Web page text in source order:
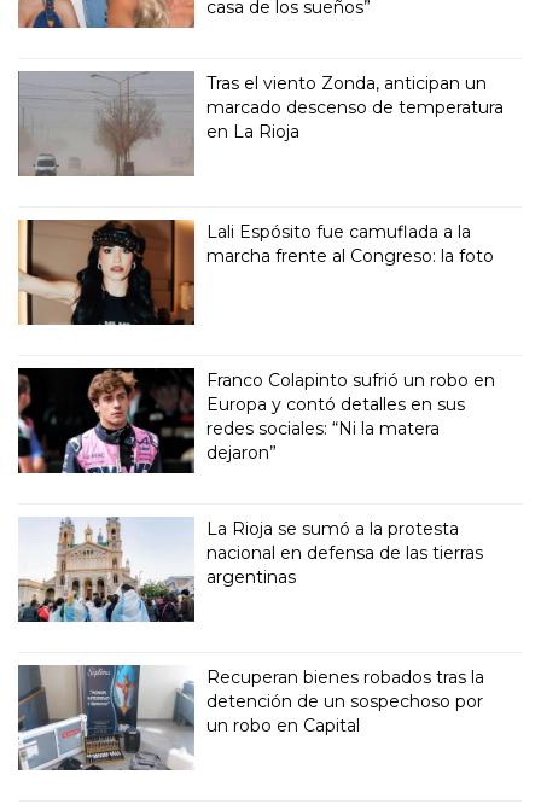
casa de los sueños”
Tras el viento Zonda, anticipan un
marcado descenso de temperatura
en La Rioja
Lali Espósito fue camuflada a la
marcha frente al Congreso: la foto
Franco Colapinto sufrió un robo en
Europa y contó detalles en sus
redes sociales: “Ni la matera
dejaron”
La Rioja se sumó a la protesta
nacional en defensa de las tierras
argentinas
Recuperan bienes robados tras la
detención de un sospechoso por
un robo en Capital